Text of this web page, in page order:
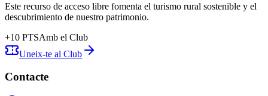
Este recurso de acceso libre fomenta el turismo rural sostenible y el
descubrimiento de nuestro patrimonio.
+10 PTSAmb el Club
Uneix-te al Club
Contacte